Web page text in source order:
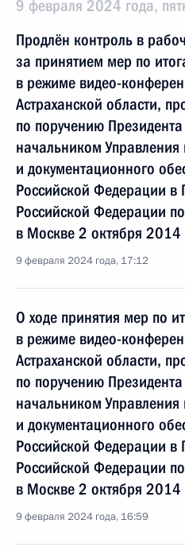
9 февраля 2024 года,
Продлён контроль в
за принятием мер по
в режиме видео-
Астраханской области,
по поручению
начальником
и документационного
Российской Федерации в
Российской Федерации
в Москве 2 октября 2014
9 февраля 2024 года, 17:12
О ходе принятия мер по
в режиме видео-
Астраханской области,
по поручению
начальником
и документационного
Российской Федерации в
Российской Федерации
в Москве 2 октября 2014
9 февраля 2024 года, 16:59